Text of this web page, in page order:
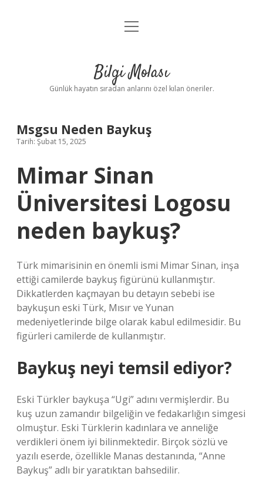
Anasayfa
Yasal Uyarı
menüyü
Bilgi Molası
Günlük hayatın sıradan anlarını özel kılan öneriler.
Msgsu Neden Baykuş
Tarih: Şubat 15, 2025
Mimar Sinan
Üniversitesi Logosu
neden baykuş?
Türk mimarisinin en önemli ismi Mimar Sinan, inşa
ettiği camilerde baykuş figürünü kullanmıştır.
Dikkatlerden kaçmayan bu detayın sebebi ise
baykuşun eski Türk, Mısır ve Yunan
medeniyetlerinde bilge olarak kabul edilmesidir. Bu
figürleri camilerde de kullanmıştır.
Baykuş neyi temsil ediyor?
Eski Türkler baykuşa “Ugi” adını vermişlerdir. Bu
kuş uzun zamandır bilgeliğin ve fedakarlığın simgesi
olmuştur. Eski Türklerin kadınlara ve anneliğe
verdikleri önem iyi bilinmektedir. Birçok sözlü ve
yazılı eserde, özellikle Manas destanında, “Anne
Baykuş” adlı bir yaratıktan bahsedilir.